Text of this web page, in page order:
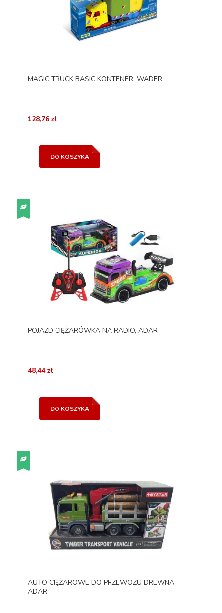
MAGIC TRUCK BASIC KONTENER, WADER
128,76 zł
DO KOSZYKA
POJAZD CIĘŻARÓWKA NA RADIO, ADAR
48,44 zł
DO KOSZYKA
AUTO CIĘŻAROWE DO PRZEWOZU DREWNA,
ADAR